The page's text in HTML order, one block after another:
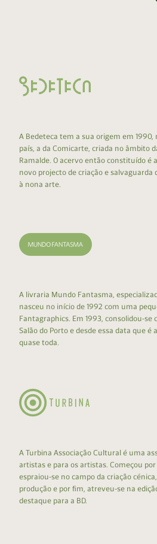
A Bedeteca tem a sua origem em
país, a da Comicarte, criada no âmbito
Ramalde. O acervo então constituído é
novo projecto de criação e salvaguarda
à nona arte.
A livraria Mundo Fantasma,
nasceu no início de 1992 com uma
Fantagraphics. Em 1993, consolidou-se
Salão do Porto e desde essa data que é
quase toda.
A Turbina Associação Cultural é uma
artistas e para os artistas. Começou
espraiou-se no campo da criação
produção e por fim, atreveu-se na
destaque para a BD.